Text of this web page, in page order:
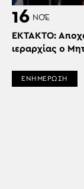
16 ΝΟΈ
EKTAKTO:
ιεραρχίας ο
ΕΝΗΜΕΡΩΣΗ